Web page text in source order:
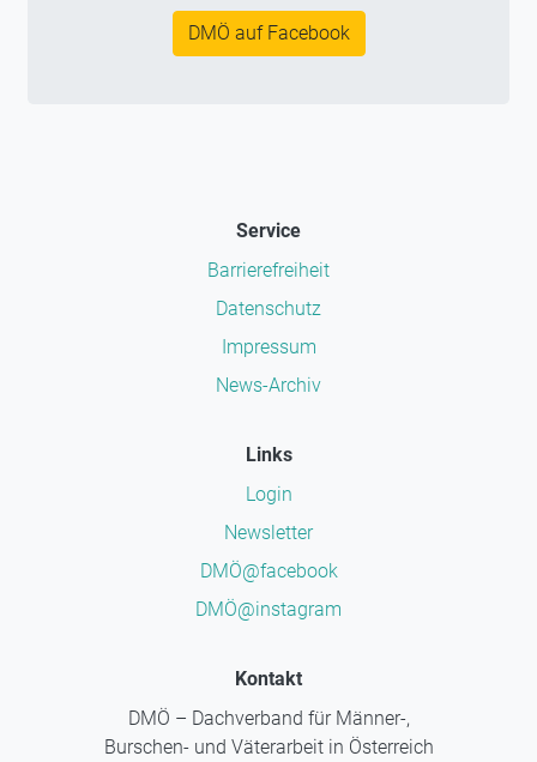
DMÖ auf Facebook
Service
Barrierefreiheit
Datenschutz
Impressum
News-Archiv
Links
Login
Newsletter
DMÖ@facebook
DMÖ@instagram
Kontakt
DMÖ – Dachverband für Männer-,
Burschen- und Väterarbeit in Österreich